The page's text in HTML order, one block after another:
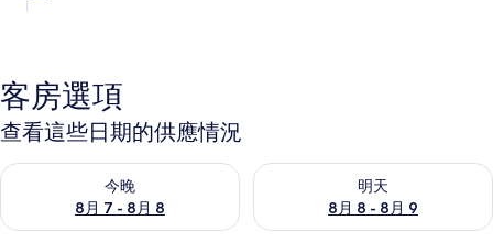
客房選項
查看這些日期的供應情況
今晚
8月 7 - 8月 8
查看今晚 (8月 7 - 8月 8) 的供應情況
明天
8月 8 - 8月 9
查看明天 (8月 8 - 8月 9) 的供